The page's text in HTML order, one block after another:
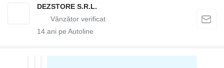
DEZSTORE S.R.L.
14 ani pe Autoline